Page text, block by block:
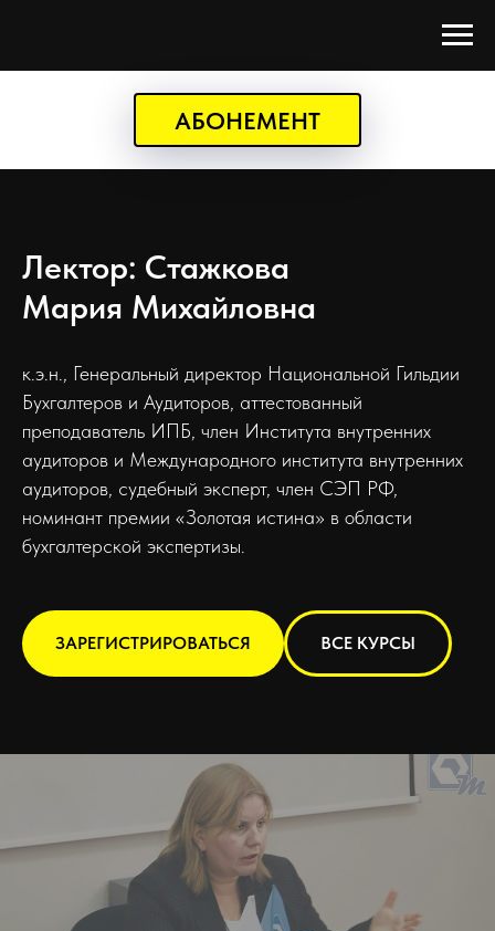
АБОНЕМЕНТ
Лектор: Стажкова
Мария Михайловна
к.э.н., Генеральный директор Национальной Гильдии
Бухгалтеров и Аудиторов, аттестованный
преподаватель ИПБ, член Института внутренних
аудиторов и Международного института внутренних
аудиторов, судебный эксперт, член СЭП РФ,
номинант премии «Золотая истина» в области
бухгалтерской экспертизы.
ЗАРЕГИСТРИРОВАТЬСЯ ВСЕ КУРСЫ